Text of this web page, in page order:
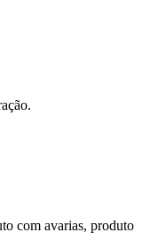
com avarias, produto